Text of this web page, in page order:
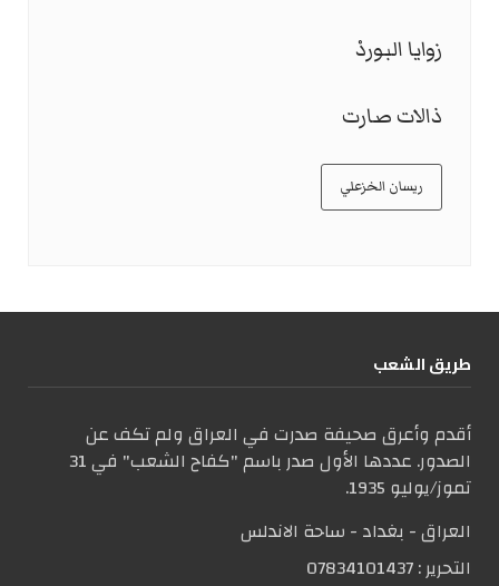
زوايا البوردْ
ذالات صارت
ريسان الخزعلي
طریق الشعب
أقدم وأعرق صحيفة صدرت في العراق ولم تكف عن
الصدور. عددها الأول صدر باسم "كفاح الشعب" في 31
تموز/يوليو 1935.
العراق - بغداد - ساحة الاندلس
التحریر :07834101437